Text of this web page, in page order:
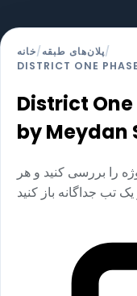
خانه/پلان‌های طبقه/
DISTRICT ONE
District One
by Meydan
را بررسی کنید و هر